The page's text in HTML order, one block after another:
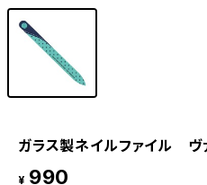
ガラス製ネイルファイル ヴ
¥ 990